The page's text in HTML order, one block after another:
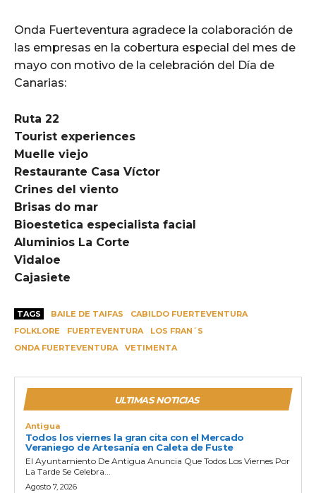
Onda Fuerteventura agradece la colaboración de
las empresas en la cobertura especial del mes de
mayo con motivo de la celebración del Día de
Canarias:
Ruta 22
Tourist experiences
Muelle viejo
Restaurante Casa Víctor
Crines del viento
Brisas do mar
Bioestetica especialista facial
Aluminios La Corte
Vidaloe
Cajasiete
TAGS BAILE DE TAIFAS
CABILDO FUERTEVENTURA
FOLKLORE
FUERTEVENTURA
LOS FRAN´S
ONDA FUERTEVENTURA
VETIMENTA
ULTIMAS NOTICIAS
Antigua
Todos los viernes la gran cita con el Mercado
Veraniego de Artesanía en Caleta de Fuste
El Ayuntamiento De Antigua Anuncia Que Todos Los Viernes Por
La Tarde Se Celebra...
Agosto 7, 2026